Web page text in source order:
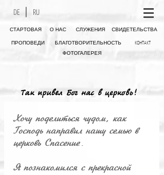
DE RU
СТАРТОВАЯ О НАС СЛУЖЕНИЯ СВИДЕТЕЛЬСТВА
ПРОПОВЕДИ БЛАГОТВОРИТЕЛЬНОСТЬ КОНТАКТ
ФОТОГАЛЕРЕЯ
Так привeл Бог нас в церковь!
Хочу поделиться чудом, как
Господь направил нашу семью в
церковь Спасение.
Я познакомился с прекрасной